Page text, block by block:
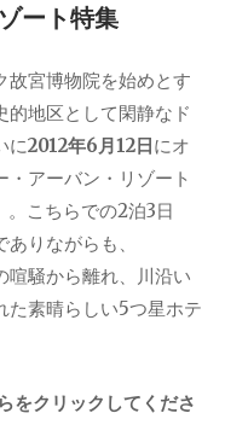
ート特集
故宮博物院を始めとす
的地区として閑静なド
に2012年6月12日にオ
アーバン・リゾート
。こちらでの2泊3日
りながらも、
喧騒から離れ、川沿い
た素晴らしい5つ星ホテ
をクリックしてくださ